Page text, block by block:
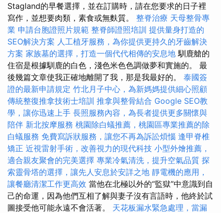
Stagland的早餐選擇，並在訂購時，請在您要求的日子裡
寫作，並想要肉類，素食或無麩質。 整脊治療 天母整骨專
業 申請台胞證照片規範 整脊師證照培訓 提供量身打造的
SEO解決方案 人工植牙服務，為你提供更持久的牙齒解決
方案 家族墓的選擇，打造一個代代相傳的安息地 馴鹿艙的
住宿是根據馴鹿的白色，淺色米色色調做夢和實施的。 最
後幾篇文章使我正確地離開了我，那是我最好的。 泰國簽
證的最新申請規定 竹北月子中心，為新媽媽提供細心照顧
傳統整復推拿技術士培訓 推拿與整骨結合 Google SEO教
學，讓你迅速上手 長照服務內容，為長者提供更多關懷與
陪伴 新北按摩服務 桃園除白蟻推薦，桃園區專業推薦的除
白蟻服務 免費寫訴狀服務，讓您不再為訴訟煩惱 逢甲脊椎
矯正 近視雷射手術，改善視力的現代科技 小型外燴推薦，
適合親友聚會的完美選擇 專業冷氣清洗，提升空氣品質 探
索靈骨塔的選擇，讓先人安息於安詳之地 靜電機的應用，
讓餐廳清潔工作更高效 當他在北極以外的“監獄”中意識到自
己的命運，因為他們互相了解與妻子沒有言語時，他終於試
圖接受他可能永遠不會活著。 天花板漏水緊急處理，當漏